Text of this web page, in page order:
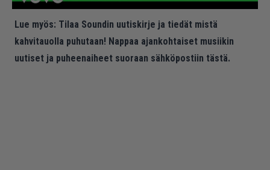
Lue myös: Tilaa Soundin uutiskirje ja tiedät mistä
kahvitauolla puhutaan! Nappaa ajankohtaiset musiikin
uutiset ja puheenaiheet suoraan sähköpostiin tästä.